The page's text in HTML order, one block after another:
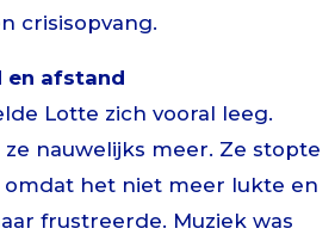
crisisopvang.
en afstand
Lotte zich vooral leeg.
nauwelijks meer. Ze stopte
omdat het niet meer lukte en
frustreerde. Muziek was